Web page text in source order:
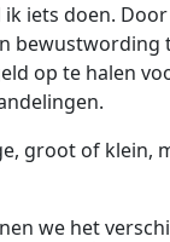
ik iets doen.
bewustwording
op te halen
groot of klein,
we het